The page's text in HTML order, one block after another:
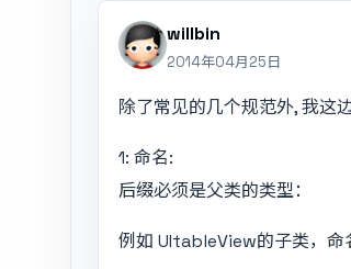
willbin
2014年04月25日
除了常见的几个规范外, 我这
1: 命名:
后缀必须是父类的类型：
例如 UItableView的子类，